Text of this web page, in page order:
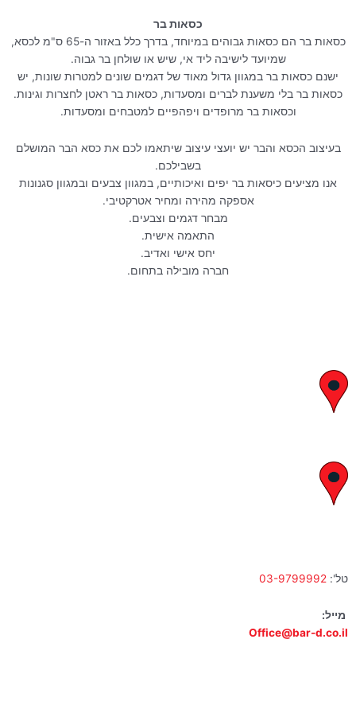
₪590.00
₪290.00
כסאות בר
כסאות בר הם כסאות גבוהים במיוחד, בדרך כלל באזור ה-65 ס"מ לכסא,
שמיועד לישיבה ליד אי, שיש או שולחן בר גבוה.
ישנם כסאות בר במגוון גדול מאוד של דגמים שונים למטרות שונות, יש
כסאות בר בלי משענת לברים ומסעדות, כסאות בר ראטן לחצרות וגינות.
וכסאות בר מרופדים ויפהפיים למטבחים ומסעדות.
בעיצוב הכסא והבר יש יועצי עיצוב שיתאמו לכם את כסא הבר המושלם
בשבילכם.
אנו מציעים כיסאות בר יפים ואיכותיים, במגוון צבעים ובמגוון סגנונות
אספקה מהירה ומחיר אטרקטיבי.
מבחר דגמים וצבעים.
התאמה אישית.
יחס אישי ואדיב.
חברה מובילה בתחום.
טל': 03-9799992
מייל:
Office@bar-d.co.il